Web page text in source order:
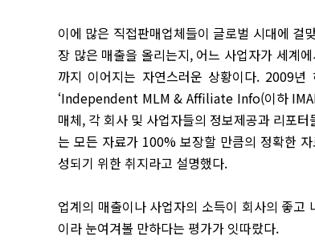
이에 많은 직접판매업체들이 글로벌 시대에 걸
장 많은 매출을 올리는지, 어느 사업자가 세계
까지 이어지는 자연스러운 상황이다. 2009
‘Independent MLM & Affil­iate Info(이하
매체, 각 회사 및 사업자들의 정보제공과 리포
는 모든 자료가 100% 보장할 만큼의 정확한
성되기 위한 취지라고 설명했다.
업계의 매출이나 사업자의 소득이 회사의 좋
이라 눈여겨볼 만하다는 평가가 잇따랐다.